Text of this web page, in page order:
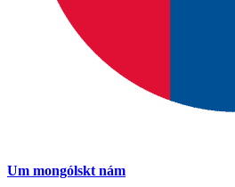
Um mongólskt nám